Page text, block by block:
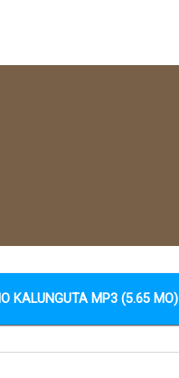
KALUNGUTA MP3 (5.65 MO)